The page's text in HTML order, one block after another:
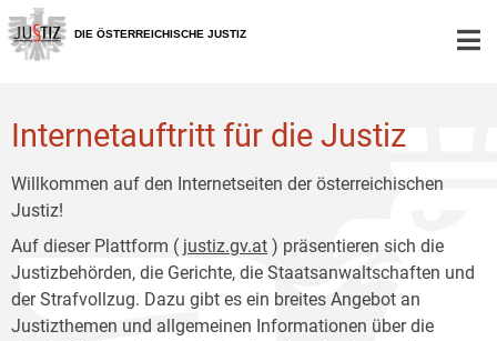
Zur
Hauptnavigation
[1]
Zum
Inhalt
[2]
DIE ÖSTERREICHISCHE JUSTIZ
Internetauftritt für die Justiz
Willkommen auf den Internetseiten der österreichischen
Justiz!
Auf dieser Plattform ( justiz.gv.at ) präsentieren sich die
Justizbehörden, die Gerichte, die Staatsanwaltschaften und
der Strafvollzug. Dazu gibt es ein breites Angebot an
Justizthemen und allgemeinen Informationen über die